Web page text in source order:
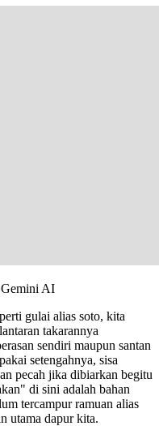
Gemini AI
gulai alias soto, kita
takarannya
sendiri maupun santan
setengahnya, sisa
pecah jika dibiarkan begitu
di sini adalah bahan
tercampur ramuan alias
utama dapur kita.